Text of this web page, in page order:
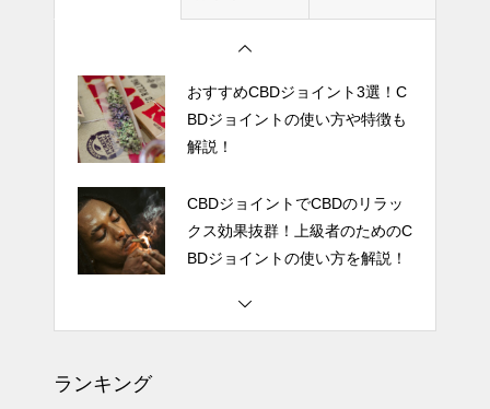
おすすめCBDジョイント3選！C
BDジョイントの使い方や特徴も
解説！
CBDジョイントでCBDのリラッ
クス効果抜群！上級者のためのC
BDジョイントの使い方を解説！
テルペン配合のCBDおすすめ3選
ランキング